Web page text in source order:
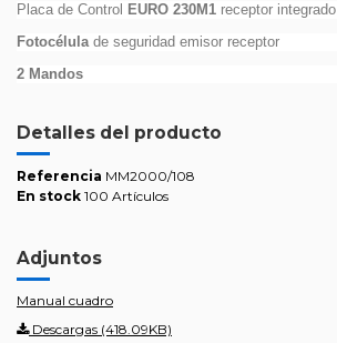
Placa de Control EURO 230M1 receptor integrado
Fotocélula de seguridad emisor receptor
2 Mandos
Detalles del producto
Referencia MM2000/108
En stock 100 Artículos
Adjuntos
Manual cuadro
Descargas (418.09KB)